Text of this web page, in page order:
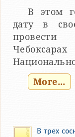
В этом
дату в
More...
В трех